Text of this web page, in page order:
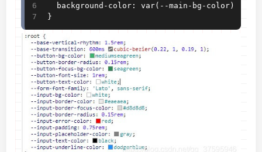
  background-color: var(--main-bg-color);
}